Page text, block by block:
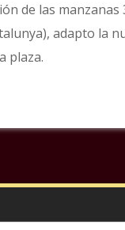
de las manzanas
adapto la
plaza.